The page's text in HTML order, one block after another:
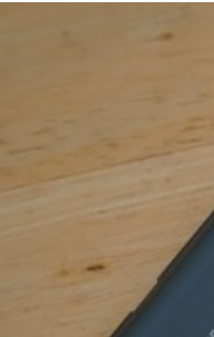
ใจเลือกออกแบบ USB-A ที่
ขาเองและทีมจะทราบอยู่แล้
รใช้งานกับผู้ใช้งานได้ ที่กล่
ของต้นทุน อย่างไรก็ตาม
สักระยะหนึ่งจนพิสูจน์ได้ว่า
ช้งานจะขาดมันไม่ได้ (เพรา
มันแพงมาตั้งแต่เริ่ม เทคโน
C ที่เปิดตัวมาในช่วงแ
รใช้งานเพราะ ณ​ เวลานั้น
าจะแฟลชไดรฟ์หรืออุปกรณ์
านไป USB-C ก็ได้รับความนิย
USB, SD และ
องหัวเว่ยกลับมาแล้ว ที่ผ่า
มต่างๆ ต้องการเช็คให้ชัวร์
นมาถือเป็นสัปดาห์ที่ยากลำ
การถูกใส่รายชื่อใน Entity
วามสัมพันธ์กับผู้ผลิตและบ
ทำธุรกิจด้วย (ซึ่งจะเกิด
ที่สหรัฐฯ ยืดเวลาให้) โดยไม่
| 2631 days ago